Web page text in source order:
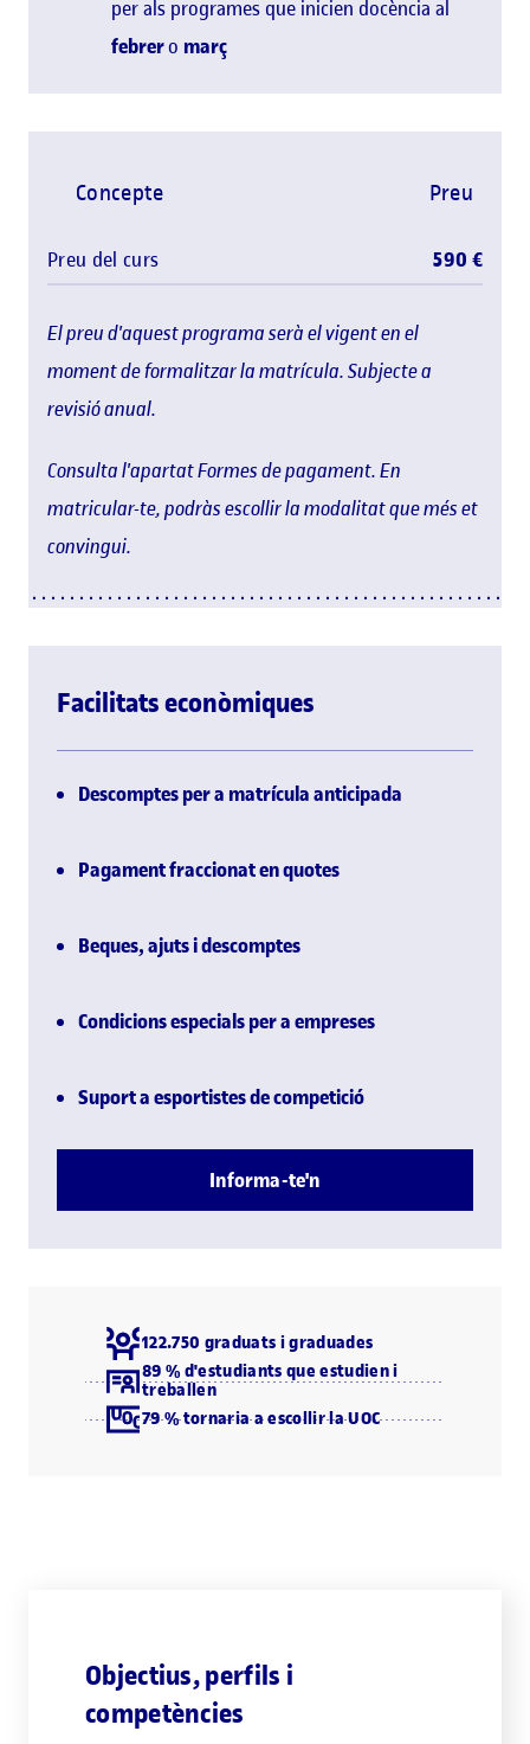
per als programes que inicien docència al
febrero març
El preu d'aquest programa serà el vigent en el
moment de formalitzar la matrícula. Subjecte a
revisió anual.
Consulta l'apartat Formes de pagament. En
matricular-te, podràs escollir la modalitat que més et
convingui.
Concepte Preu
Preu del curs 590 €
Facilitats econòmiques
Descomptes per a matrícula anticipada
Pagament fraccionat en quotes
Beques, ajuts i descomptes
Condicions especials per a empreses
Suport a esportistes de competició
Informa-te'n
122.750 graduats i graduades
89 % d'estudiants que estudien i
treballen
79 % tornaria a escollir la UOC
Objectius, perfils i
competències